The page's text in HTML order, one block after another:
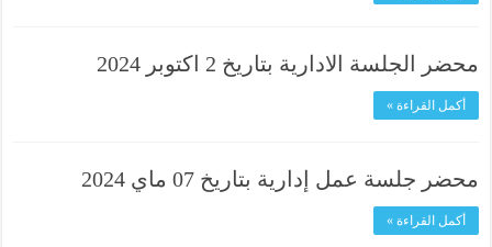
محضر الجلسة الادارية بتاريخ 2 اكتوبر 2024
أكمل القراءة »
محضر جلسة عمل إدارية بتاريخ 07 ماي 2024
أكمل القراءة »